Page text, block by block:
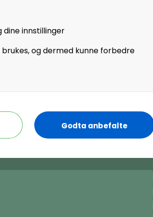
dine innstillinger
og dermed kunne forbedre
Godta anbefalte